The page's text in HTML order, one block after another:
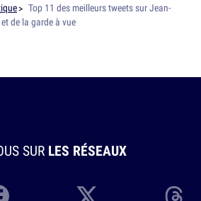
Top 11 des meilleurs tweets sur Jean-
de la garde à vue
SUR LES RÉSEAUX